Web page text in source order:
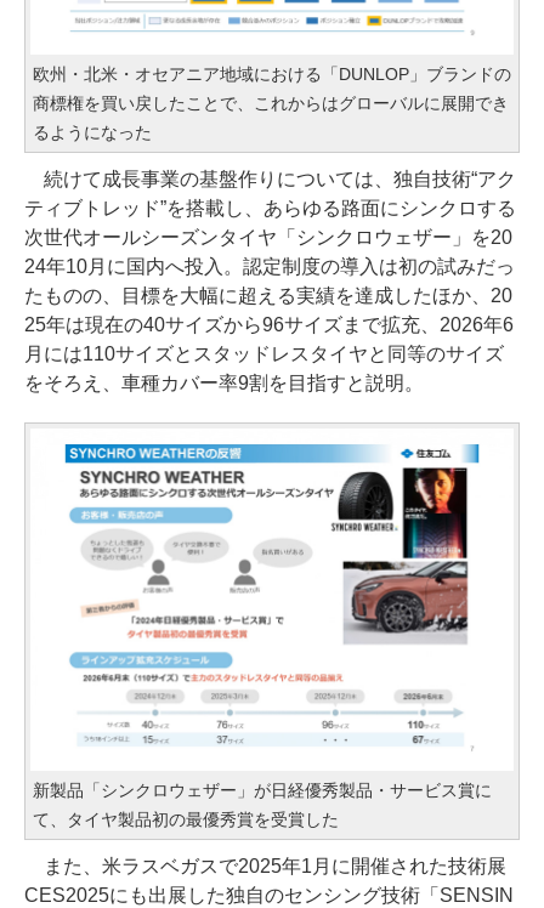
欧州・北米・オセアニア地域における「DUNLOP」ブランドの
商標権を買い戻したことで、これからはグローバルに展開でき
るようになった
続けて成長事業の基盤作りについては、独自技術“アク
ティブトレッド”を搭載し、あらゆる路面にシンクロする
次世代オールシーズンタイヤ「シンクロウェザー」を20
24年10月に国内へ投入。認定制度の導入は初の試みだっ
たものの、目標を大幅に超える実績を達成したほか、20
25年は現在の40サイズから96サイズまで拡充、2026年6
月には110サイズとスタッドレスタイヤと同等のサイズ
をそろえ、車種カバー率9割を目指すと説明。
新製品「シンクロウェザー」が日経優秀製品・サービス賞に
て、タイヤ製品初の最優秀賞を受賞した
また、米ラスベガスで2025年1月に開催された技術展
CES2025にも出展した独自のセンシング技術「SENSIN